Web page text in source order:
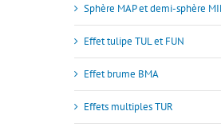
Sphère MAP et demi-sphère
Effet tulipe TUL et FUN
Effet brume BMA
Effets multiples TUR